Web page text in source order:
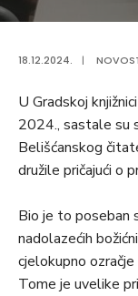
18.12.2024. |
U Gradskoj
2024., sastale su
Belišćanskog
družile pričajući o
Bio je to poseban
nadolazećih
cjelokupno
Tome je uvelike